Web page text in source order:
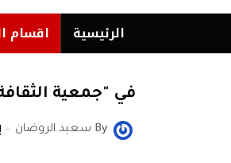
الرئیسية اقسام
في "جمعية الثقافة
By سعيد الروضان